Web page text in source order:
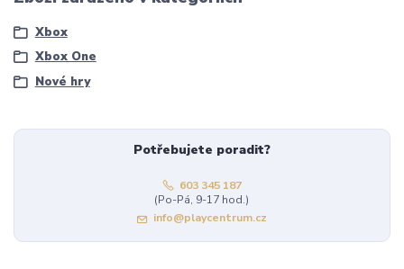
Xbox
Xbox One
Nové hry
Potřebujete poradit?
603 345 187
(Po-Pá, 9-17 hod.)
info@playcentrum.cz